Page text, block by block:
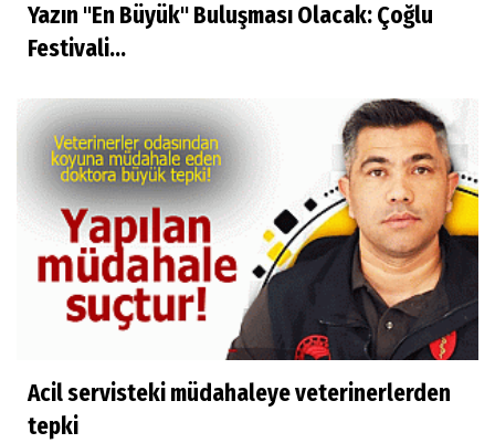
Yazın "En Büyük" Buluşması Olacak: Çoğlu
Festivali...
Acil servisteki müdahaleye veterinerlerden
tepki